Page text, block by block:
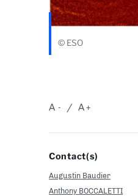
© ESO
-
A +
A
Contact(s)
Augustin Baudier
Anthony BOCCALETTI